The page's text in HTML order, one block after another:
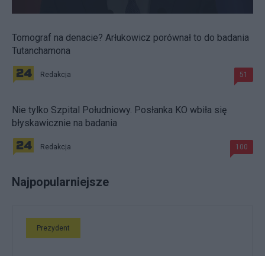
Tomograf na denacie? Arłukowicz porównał to do badania
Tutanchamona
Redakcja 51
Nie tylko Szpital Południowy. Posłanka KO wbiła się
błyskawicznie na badania
Redakcja 100
Najpopularniejsze
Prezydent